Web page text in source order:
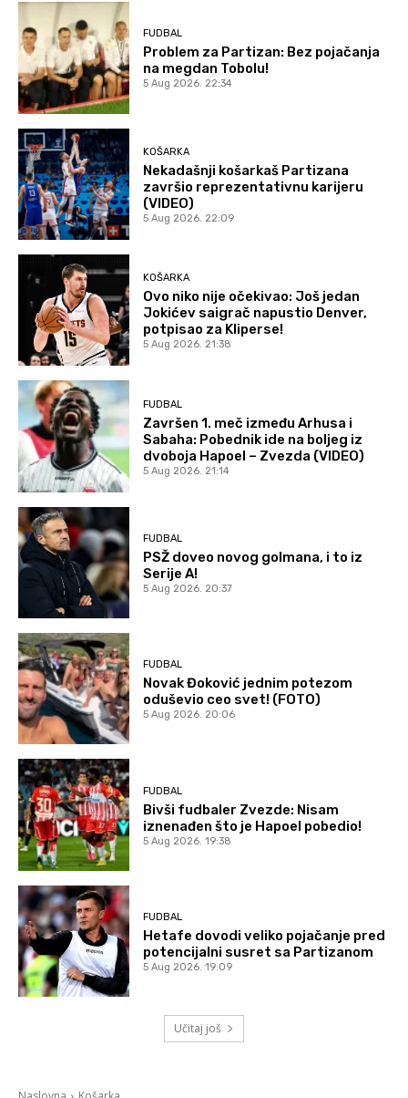
FUDBAL
Problem za Partizan: Bez pojačanja
na megdan Tobolu!
5 Aug 2026. 22:34
KOŠARKA
Nekadašnji košarkaš Partizana
završio reprezentativnu karijeru
(VIDEO)
5 Aug 2026. 22:09
KOŠARKA
Ovo niko nije očekivao: Još jedan
Jokićev saigrač napustio Denver,
potpisao za Kliperse!
5 Aug 2026. 21:38
FUDBAL
Završen 1. meč između Arhusa i
Sabaha: Pobednik ide na boljeg iz
dvoboja Hapoel – Zvezda (VIDEO)
5 Aug 2026. 21:14
FUDBAL
PSŽ doveo novog golmana, i to iz
Serije A!
5 Aug 2026. 20:37
FUDBAL
Novak Đoković jednim potezom
oduševio ceo svet! (FOTO)
5 Aug 2026. 20:06
FUDBAL
Bivši fudbaler Zvezde: Nisam
iznenađen što je Hapoel pobedio!
5 Aug 2026. 19:38
FUDBAL
Hetafe dovodi veliko pojačanje pred
potencijalni susret sa Partizanom
5 Aug 2026. 19:09
Učitaj još